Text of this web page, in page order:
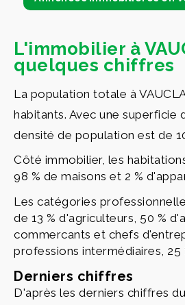
L'immobilier à
quelques chiffres
La population totale à
habitants. Avec une superficie
densité de population est de
Côté immobilier, les
98 % de maisons et 2 %
Les catégories
de 13 % d'agriculteurs, 50 %
commercants et chefs
professions intermédiaires, 25
Derniers chiffres
D'après les derniers chiffres